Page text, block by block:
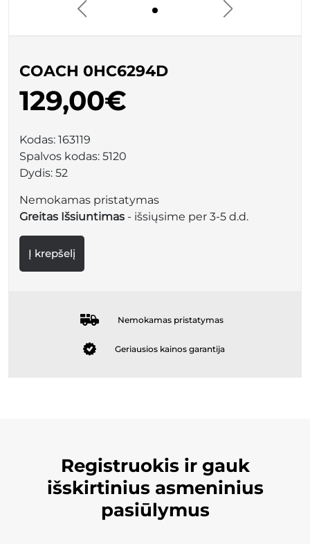
COACH 0HC6294D
129,00€
Kodas: 163119
Spalvos kodas: 5120
Dydis: 52
Nemokamas pristatymas
Greitas Išsiuntimas - išsiųsime per 3-5 d.d.
Į krepšelį
Nemokamas pristatymas
Geriausios kainos garantija
Registruokis ir gauk
išskirtinius asmeninius
pasiūlymus